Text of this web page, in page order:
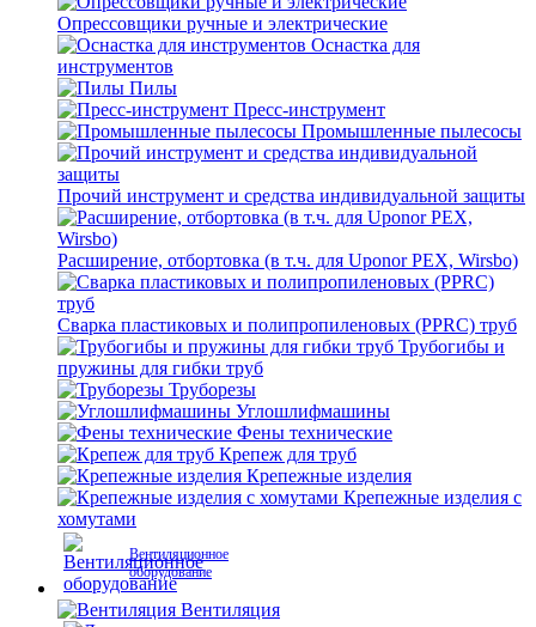
Опрессовщики ручные и электрические
Оснастка для
инструментов
Пилы
Пресс-инструмент
Промышленные пылесосы
Прочий инструмент и средства индивидуальной защиты
Расширение, отбортовка (в т.ч. для Uponor PEX, Wirsbo)
Сварка пластиковых и полипропиленовых (PPRC) труб
Трубогибы и
пружины для гибки труб
Труборезы
Углошлифмашины
Фены технические
Крепеж для труб
Крепежные изделия
Крепежные изделия с
хомутами
Вентиляционное
оборудование
Вентиляция